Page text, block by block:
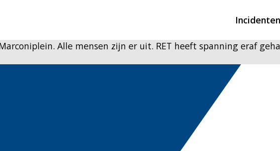
Incidenten
Hulpdiensten nodig?
CIN-meldingen
Alle mensen zijn er uit. RET heeft spanning eraf